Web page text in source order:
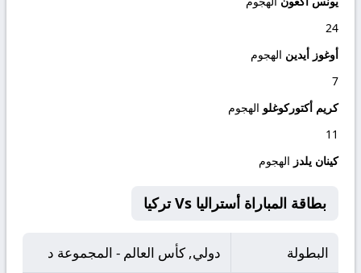
24
أوغوز أيدين الهجوم
7
كريم أكتوركوغلو الهجوم
11
كينان يلدز الهجوم
بطاقة المباراة أستراليا Vs تركيا
البطولة دولي, كأس العالم - المجموعة د